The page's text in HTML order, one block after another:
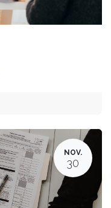
NOV.
30